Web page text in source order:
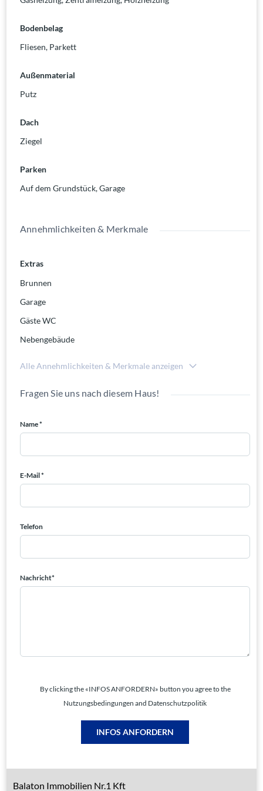
Bodenbelag
Fliesen, Parkett
Außenmaterial
Putz
Dach
Ziegel
Parken
Auf dem Grundstück,Garage
Annehmlichkeiten & Merkmale
Extras
Brunnen
Garage
Gäste WC
Nebengebäude
Alle Annehmlichkeiten & Merkmale anzeigen
Fragen Sie uns nach diesem Haus!
Name *
E-Mail *
Telefon
Nachricht*
By clicking the «INFOS ANFORDERN» button you agree to the
Nutzungsbedingungen and Datenschutzpolitik
INFOS ANFORDERN
Balaton Immobilien Nr.1 Kft